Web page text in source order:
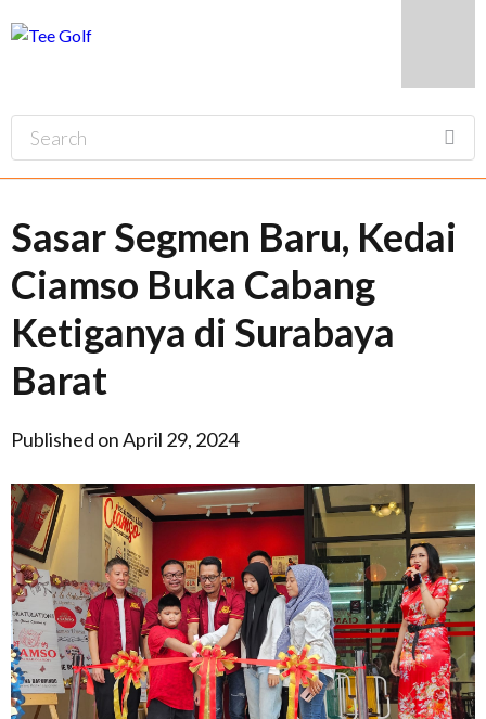
Sasar Segmen Baru, Kedai
Ciamso Buka Cabang
Ketiganya di Surabaya
Barat
Published on April 29, 2024